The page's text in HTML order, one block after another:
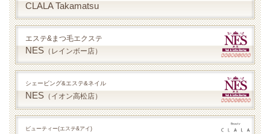
CLALA Takamatsu
エステ&まつ毛エクステ
NES （レインボー店）
シェービング&エステ&ネイル
NES （イオン高松店）
ビューティー(エステ&アイ)